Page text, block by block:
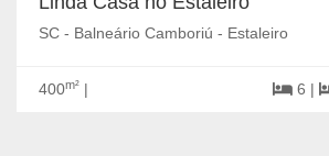
SC - Balneário Camboriú - Estaleiro
400m² | 6 |